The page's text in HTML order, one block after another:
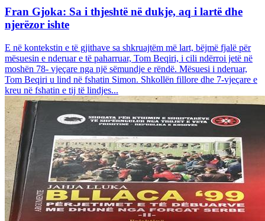
Fran Gjoka: Sa i thjeshtë në dukje, aq i lartë dhe
njerëzor ishte
E në kontekstin e të gjithave sa shkruajtëm më lart, bëjmë fjalë për
mësuesin e nderuar e të paharruar, Tom Beqiri, i cili ndërroi jetë në
moshën 78- vjeçare nga një sëmundje e rëndë. Mësuesi i nderuar,
Tom Beqiri u lind në fshatin Simon. Shkollën fillore dhe 7-vjeçare e
kreu në fshatin e tij të lindjes...